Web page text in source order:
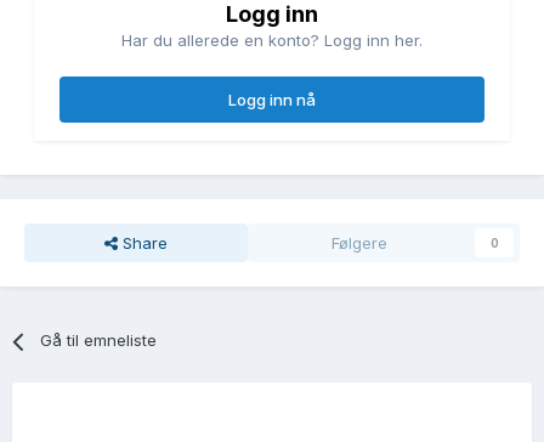
Logg inn
Har du allerede en konto? Logg inn her.
Logg inn nå
Share Følgere 0
Gå til emneliste